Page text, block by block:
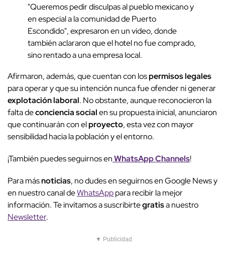
"Queremos pedir disculpas al pueblo mexicano y
en especial a la comunidad de Puerto
Escondido", expresaron en un video, donde
también aclararon que el hotel no fue comprado,
sino rentado a una empresa local.
Afirmaron, además, que cuentan con lospermisos legales
para operar y que su intención nunca fue ofender ni generar
explotación laboral. No obstante, aunque reconocieron la
falta deconciencia socialen su propuesta inicial, anunciaron
que continuarán con elproyecto, esta vez con mayor
sensibilidad hacia la población y el entorno.
¡También puedes seguirnos enWhatsApp Channels!
Para másnoticias, no dudes en seguirnos en Google News y
en nuestro canal deWhatsApppara recibir la mejor
información. Te invitamos a suscribirtegratisa nuestro
Newsletter.
▼ Publicidad